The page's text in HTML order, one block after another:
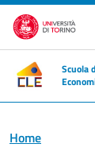
Salta al
Scuola
Home